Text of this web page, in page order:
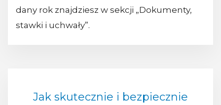
dany rok znajdziesz w sekcji „Dokumenty,
stawki i uchwały”.
Jak skutecznie i bezpiecznie